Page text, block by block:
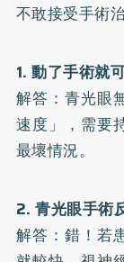
不敢接受手術
1. 動了手術就
解答：青光眼
速度」，需要
最壞情況。
2. 青光眼手術
解答：錯！若